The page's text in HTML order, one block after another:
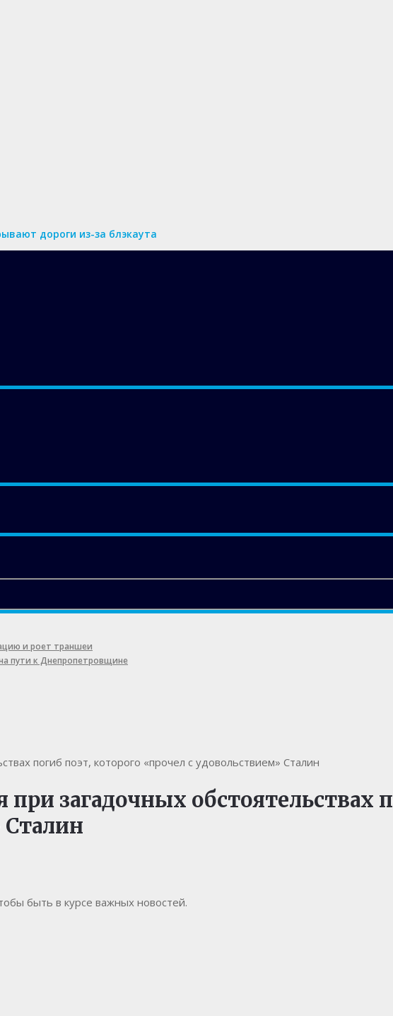
дороги из-за блэкаута
и роет траншеи
пути к Днепропетровщине
погиб поэт, которого «прочел с удовольствием» Сталин
при загадочных обстоятельствах
Сталин
быть в курсе важных новостей.